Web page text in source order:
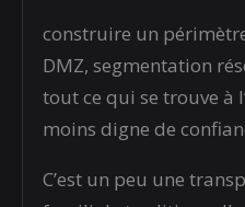
construire un
DMZ, segmentation
tout ce qui se trouve à
moins digne de
C’est un peu une